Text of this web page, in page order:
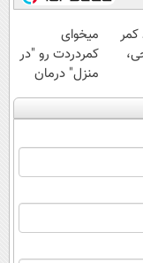
کمر
رو پر
میخوای
کمردردت رو "در
منزل" درمان
کنی؟ (◂فیلم +
◂پرسش‌نامه)